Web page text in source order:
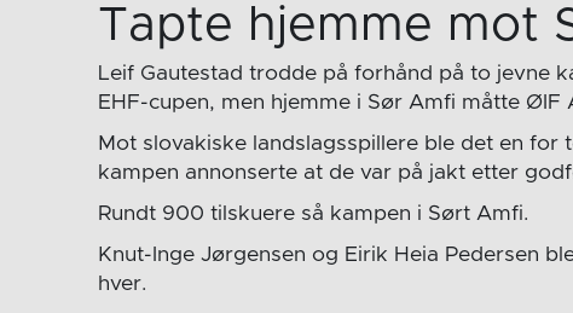
Tapte hjemme mot
Leif Gautestad trodde på forhånd på to jevne
EHF-cupen, men hjemme i Sør Amfi måtte
Mot slovakiske landslagsspillere ble det en
kampen annonserte at de var på jakt etter
Rundt 900 tilskuere så kampen i Sørt Amfi.
Knut-Inge Jørgensen og Eirik Heia Pedersen
hver.